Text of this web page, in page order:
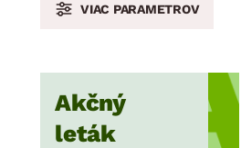
min. cm max.
min. cm cm
VIAC PARAMETROV
Akčný
leták